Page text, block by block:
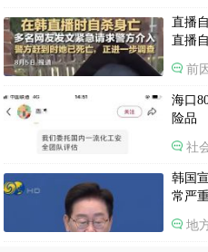
直播
直播
前
海口
险品
社
韩国
常严
地